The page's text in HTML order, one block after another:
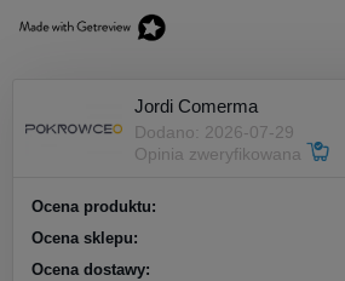
Jordi Comerma
Dodano: 2026-07-29
Opinia zweryfikowana
Ocena produktu:
Ocena sklepu:
Ocena dostawy: